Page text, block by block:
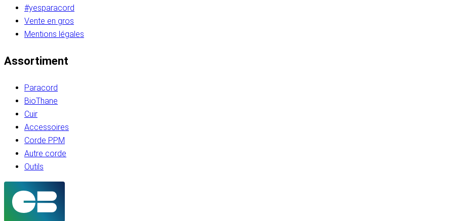
#yesparacord
Vente en gros
Mentions légales
Assortiment
Paracord
BioThane
Cuir
Accessoires
Corde PPM
Autre corde
Outils